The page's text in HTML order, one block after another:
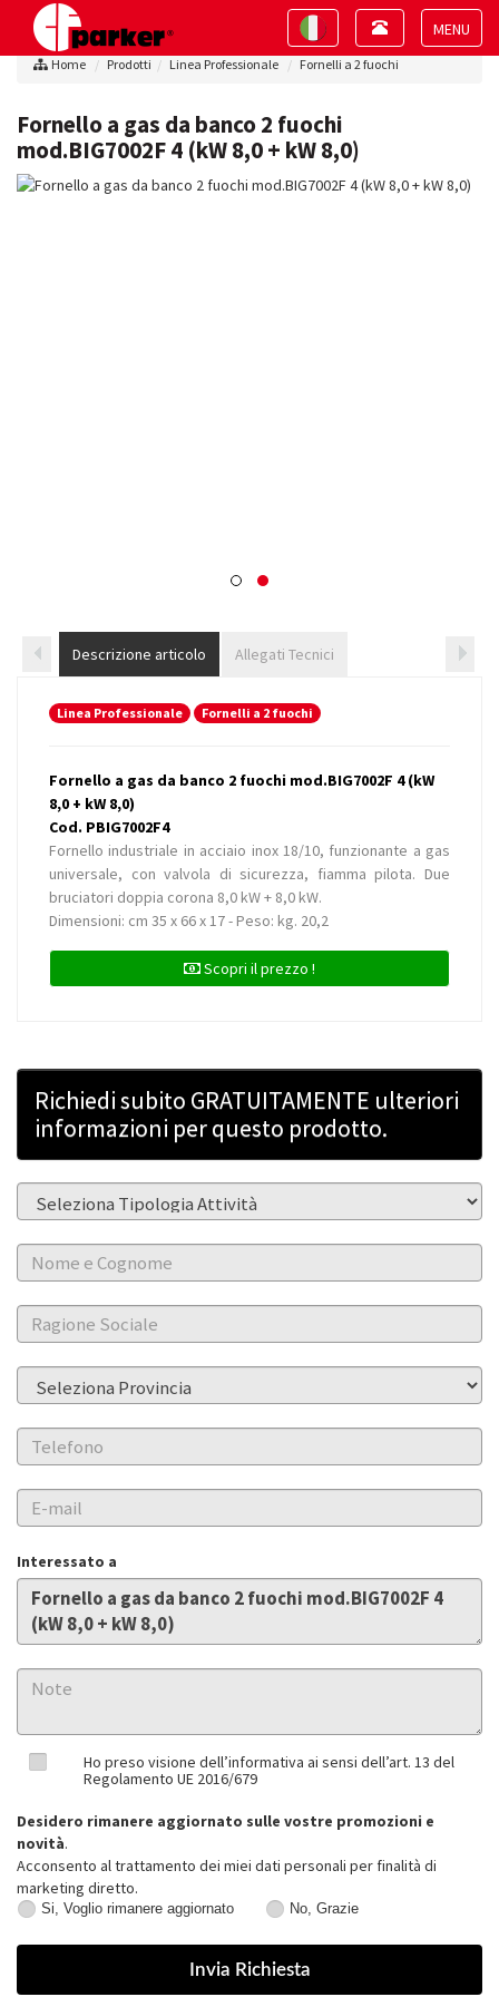
Toggle
Toggle
navigation
Toggle
navigation
Home Prodotti Linea Professionale Fornelli a 2 fuochi
Fornello a gas da banco 2 fuochi
mod.BIG7002F 4 (kW 8,0 + kW 8,0)
Descrizione articolo Allegati Tecnici
Linea Professionale Fornelli a 2 fuochi
Fornello a gas da banco 2 fuochi mod.BIG7002F 4 (kW
8,0 + kW 8,0)
Cod. PBIG7002F4
Fornello industriale in acciaio inox 18/10, funzionante a gas
universale, con valvola di sicurezza, fiamma pilota. Due
bruciatori doppia corona 8,0 kW + 8,0 kW.
Dimensioni: cm 35 x 66 x 17 - Peso: kg. 20,2
Scopri il prezzo !
Richiedi subito GRATUITAMENTE ulteriori
informazioni per questo prodotto.
Interessato a
Ho preso visione dell’informativa ai sensi dell’art. 13 del
Regolamento UE 2016/679
Desidero rimanere aggiornato sulle vostre promozioni e
novità.
Acconsento al trattamento dei miei dati personali per finalità di
marketing diretto.
Voglio
Si, Voglio rimanere aggiornato
Grazie
No, Grazie